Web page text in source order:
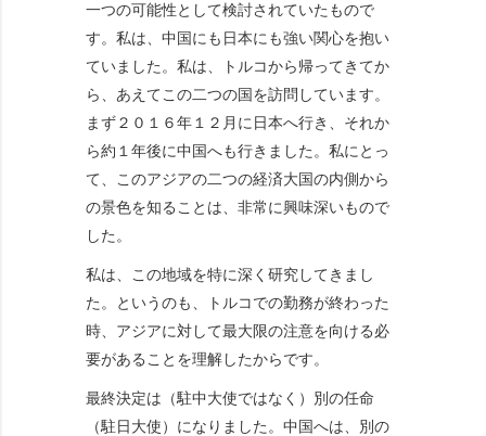
一つの可能性として検討されていたもので
す。私は、中国にも日本にも強い関心を抱い
ていました。私は、トルコから帰ってきてか
ら、あえてこの二つの国を訪問しています。
まず２０１６年１２月に日本へ行き、それか
ら約１年後に中国へも行きました。私にとっ
て、このアジアの二つの経済大国の内側から
の景色を知ることは、非常に興味深いもので
した。
私は、この地域を特に深く研究してきまし
た。というのも、トルコでの勤務が終わった
時、アジアに対して最大限の注意を向ける必
要があることを理解したからです。
最終決定は（駐中大使ではなく）別の任命
（駐日大使）になりました。中国へは、別の